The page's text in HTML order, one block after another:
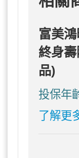
富美
終身
品)
投保年
了解更